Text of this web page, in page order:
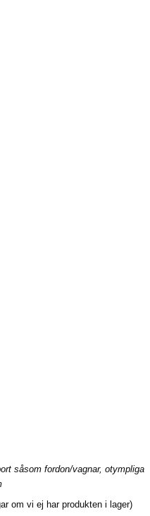
såsom fordon/vagnar, otympliga
om vi ej har produkten i lager)